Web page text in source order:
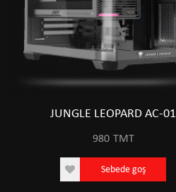
JUNGLE LEOPARD AC-01
980 TMT
Sebede goş